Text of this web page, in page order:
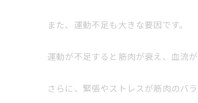
また、運動不足も大きな要因です。
運動が不足すると筋肉が衰え、血流
さらに、緊張やストレスが筋肉のバ